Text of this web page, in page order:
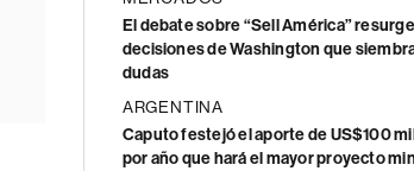
El debate sobre “Sell América”
decisiones de Washington que
dudas
ARGENTINA
Caputo festejó el aporte de US$100
por año que hará el mayor proyecto